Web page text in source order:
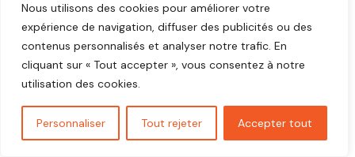
Nous utilisons des cookies pour améliorer votre
expérience de navigation, diffuser des publicités ou des
contenus personnalisés et analyser notre trafic. En
cliquant sur « Tout accepter », vous consentez à notre
utilisation des cookies.
Personnaliser Tout rejeter Accepter tout